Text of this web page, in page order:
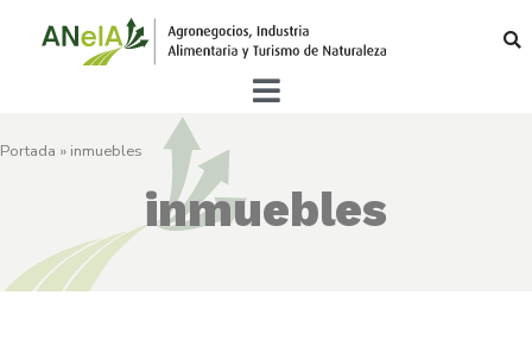
Portada » inmuebles
inmuebles